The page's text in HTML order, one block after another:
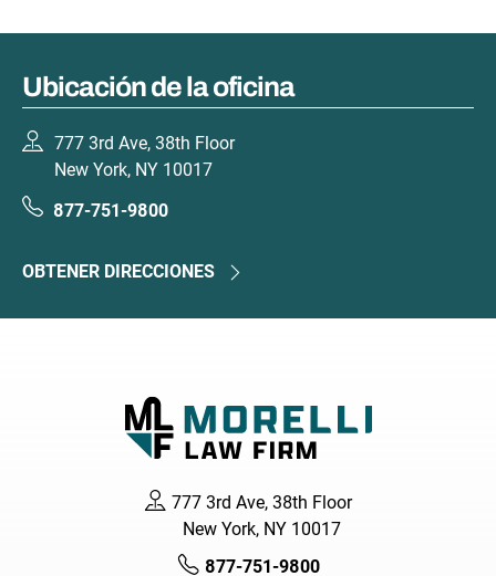
Ubicación de la oficina
777 3rd Ave, 38th Floor
New York, NY 10017
877-751-9800
OBTENER DIRECCIONES
777 3rd Ave, 38th Floor
New York, NY 10017
877-751-9800